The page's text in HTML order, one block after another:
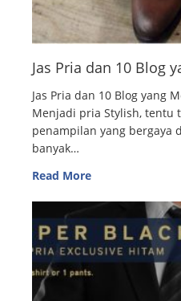
Jas Pria dan 10 Blog
Jas Pria dan 10 Blog
Menjadi pria Stylish, tentu
penampilan yang bergaya
banyak…
Read More